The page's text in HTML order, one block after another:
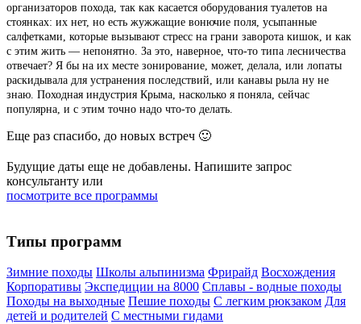
организаторов похода, так как касается оборудования туалетов на
стоянках: их нет, но есть жужжащие вонючие поля, усыпанные
салфетками, которые вызывают стресс на грани заворота кишок, и как
с этим жить — непонятно. За это, наверное, что-то типа лесничества
отвечает? Я бы на их месте зонирование, может, делала, или лопаты
раскидывала для устранения последствий, или канавы рыла ну не
знаю. Походная индустрия Крыма, насколько я поняла, сейчас
популярна, и с этим точно надо что-то делать.
Еще раз спасибо, до новых встреч 🙂
Будущие даты еще не добавлены. Напишите запрос
консультанту или
посмотрите все программы
Типы программ
Зимние походы Школы альпинизма Фрирайд Восхождения
Корпоративы Экспедиции на 8000 Сплавы - водные походы
Походы на выходные Пешие походы С легким рюкзаком Для
детей и родителей С местными гидами